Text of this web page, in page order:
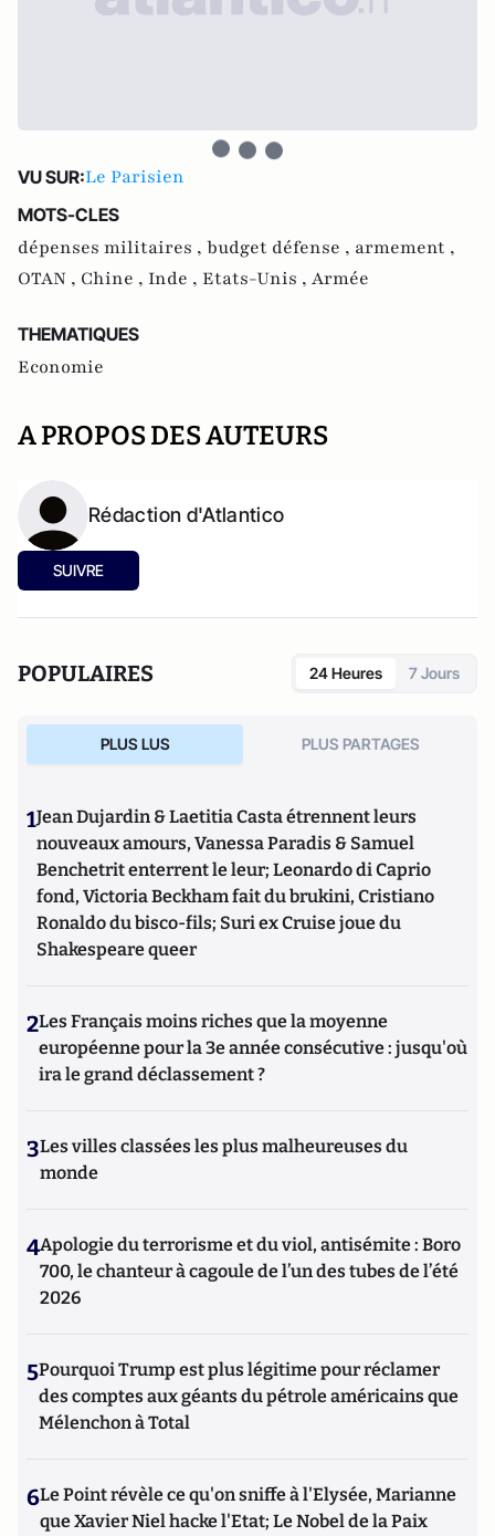
VU SUR:Le Parisien
MOTS-CLES
dépenses militaires , budget défense , armement ,
OTAN , Chine , Inde , Etats-Unis , Armée
THEMATIQUES
Economie
A PROPOS DES AUTEURS
Rédaction d'Atlantico
SUIVRE
POPULAIRES 24 Heures 7 Jours
PLUS LUS PLUS PARTAGES
1Jean Dujardin & Laetitia Casta étrennent leurs
nouveaux amours, Vanessa Paradis & Samuel
Benchetrit enterrent le leur; Leonardo di Caprio
fond, Victoria Beckham fait du brukini, Cristiano
Ronaldo du bisco-fils; Suri ex Cruise joue du
Shakespeare queer
2Les Français moins riches que la moyenne
européenne pour la 3e année consécutive : jusqu'où
ira le grand déclassement ?
3Les villes classées les plus malheureuses du
monde
4Apologie du terrorisme et du viol, antisémite : Boro
700, le chanteur à cagoule de l’un des tubes de l’été
2026
5Pourquoi Trump est plus légitime pour réclamer
des comptes aux géants du pétrole américains que
Mélenchon à Total
6Le Point révèle ce qu'on sniffe à l'Elysée, Marianne
que Xavier Niel hacke l'Etat; Le Nobel de la Paix